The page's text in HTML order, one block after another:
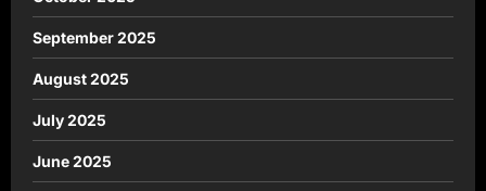
September 2025
August 2025
July 2025
June 2025